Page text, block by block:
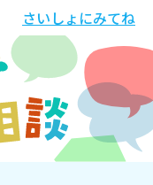
さいしょにみてね